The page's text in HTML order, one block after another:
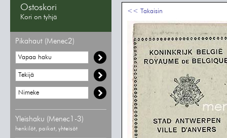
Ostoskori
Kori on tyhjä
Pikahaut (Menec2)
Yleishaku (Menec1-3)
henkilöt, paikat, yhteisöt
<< Takaisin